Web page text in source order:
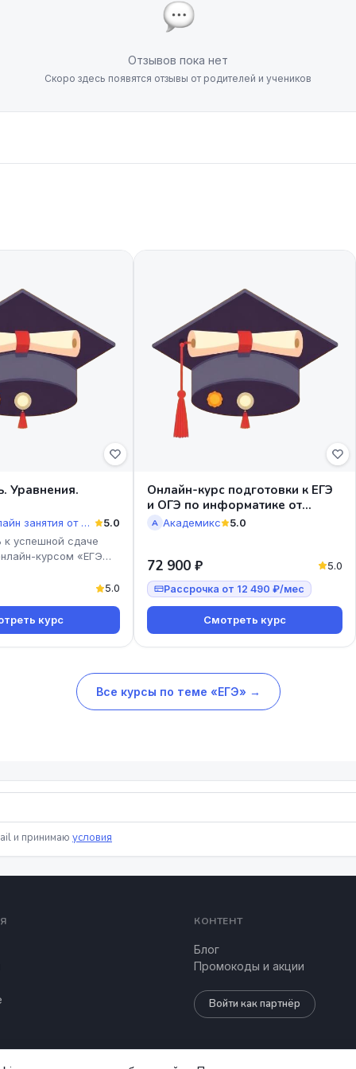
Отзывов пока нет
Скоро здесь появятся отзывы от родителей и учеников
Уравнения.
Курсы и онлайн занятия от Екатерины Коновской
5.0
к успешной сдаче
курсом «ЕГЭ
Мы
5.0
курс
Онлайн-курс подготовки к ЕГЭ
и ОГЭ по информатике от
Академикс
А Академикс 5.0
72 900 ₽ 5.0
Рассрочка от 12 490 ₽/мес
Смотреть курс
Все курсы по теме «ЕГЭ» →
и принимаю условия
КОНТЕНТ
Блог
Промокоды и акции
Войти как партнёр